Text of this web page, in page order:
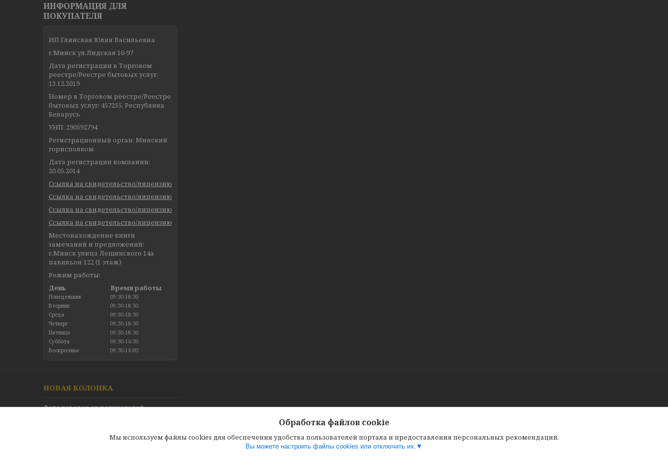
ИНФОРМАЦИЯ ДЛЯ
ПОКУПАТЕЛЯ
ИП Глинская Юлия Васильевна
г.Минск ул.Лидская 16-97
Дата регистрации в Торговом
реестре/Реестре бытовых услуг:
13.12.2019
Номер в Торговом реестре/Реестре
бытовых услуг: 457255, Республика
Беларусь
УНП: 290592794
Регистрационный орган: Минский
горисполком
Дата регистрации компании:
20.05.2014
Ссылка на свидетельство/лицензию
Ссылка на свидетельство/лицензию
Ссылка на свидетельство/лицензию
Ссылка на свидетельство/лицензию
Местонахождение книги
замечаний и предложений:
г.Минск улица Лещинского 14а
павильон 122 (1 этаж)
Режим работы:
День
Время работы
Понедельник
09:30-18:30
Вторник
09:30-18:30
Среда
09:30-18:30
Четверг
09:30-18:30
Пятница
09:30-18:30
Суббота
09:30-16:30
Воскресенье
09:30-16:00
НОВАЯ КОЛОНКА
Фото товаров от покупателей
Обработка файлов cookie
Мы используем файлы cookies для обеспечения удобства пользователей портала и предоставления персональных рекомендаций.
Вы можете настроить файлы cookies или отключить их.